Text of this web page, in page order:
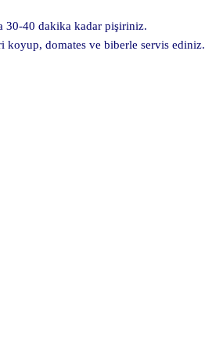
30-40 dakika kadar pişiriniz.
koyup, domates ve biberle servis ediniz.